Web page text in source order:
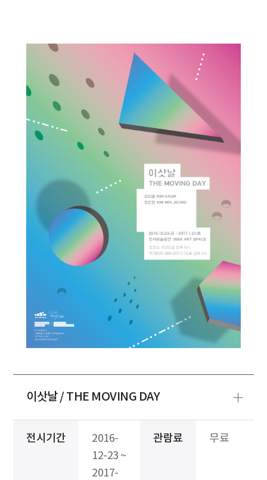
이삿날 / THE MOVING DAY
전시기간
2016-
12-23 ~
2017-
관람료 무료